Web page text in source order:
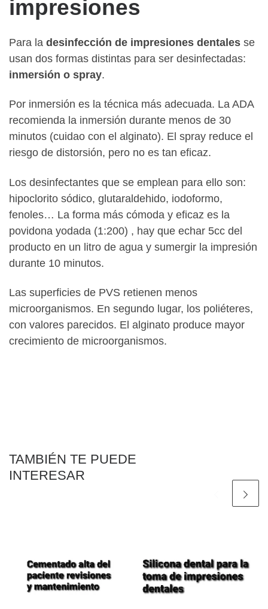
impresiones
Para la desinfección de impresiones dentales se
usan dos formas distintas para ser desinfectadas:
inmersión o spray.
Por inmersión es la técnica más adecuada. La ADA
recomienda la inmersión durante menos de 30
minutos (cuidao con el alginato). El spray reduce el
riesgo de distorsión, pero no es tan eficaz.
Los desinfectantes que se emplean para ello son:
hipoclorito sódico, glutaraldehido, iodoformo,
fenoles… La forma más cómoda y eficaz es la
povidona yodada (1:200) , hay que echar 5cc del
producto en un litro de agua y sumergir la impresión
durante 10 minutos.
Las superficies de PVS retienen menos
microorganismos. En segundo lugar, los poliéteres,
con valores parecidos. El alginato produce mayor
crecimiento de microorganismos.
TAMBIÉN TE PUEDE
INTERESAR